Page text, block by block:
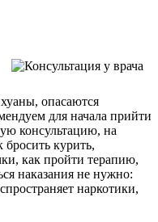
опасаются
для начала прийти
консультацию, на
бросить курить,
как пройти терапию,
наказания не нужно:
наркотики,